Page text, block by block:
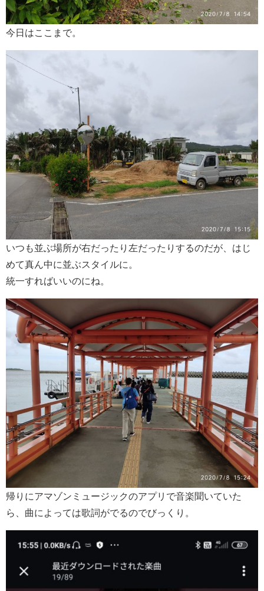
今日はここまで。
いつも並ぶ場所が右だったり左だったりするのだが、はじ
めて真ん中に並ぶスタイルに。
統一すればいいのにね。
帰りにアマゾンミュージックのアプリで音楽聞いていた
ら、曲によっては歌詞がでるのでびっくり。